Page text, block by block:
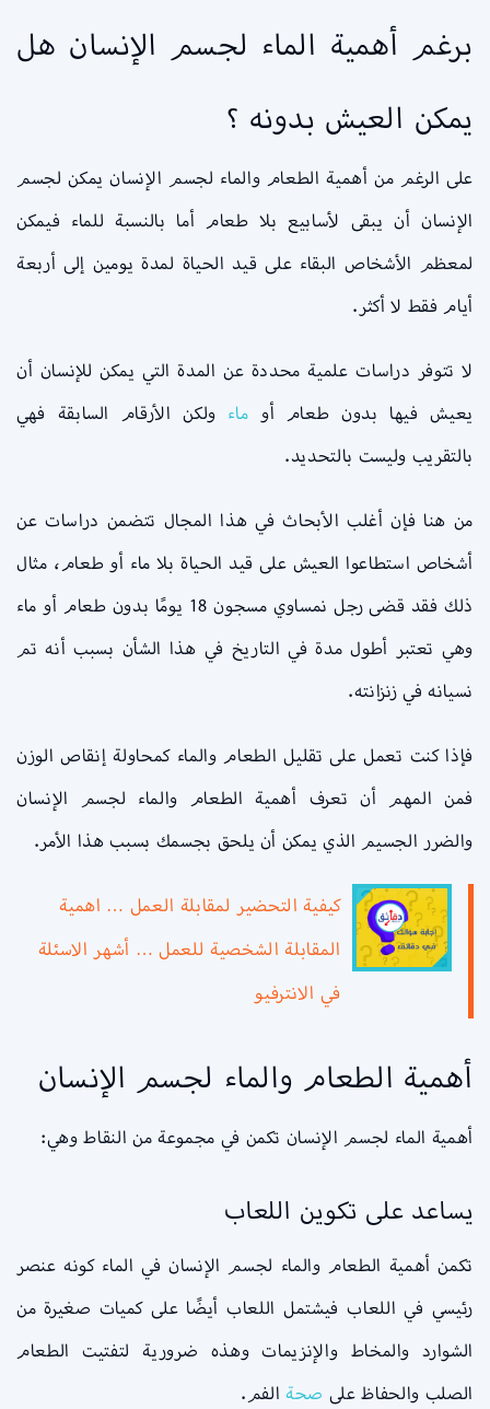
برغم أهمية الماء لجسم الإنسان هل
يمكن العيش بدونه ؟
على الرغم من أهمية الطعام والماء لجسم الإنسان يمكن لجسم
الإنسان أن يبقى لأسابيع بلا طعام أما بالنسبة للماء فيمكن
لمعظم الأشخاص البقاء على قيد الحياة لمدة يومين إلى أربعة
أيام فقط لا أكثر.
لا تتوفر دراسات علمية محددة عن المدة التي يمكن للإنسان أن
يعيش فيها بدون طعام أو ماء ولكن الأرقام السابقة فهي
بالتقريب وليست بالتحديد.
من هنا فإن أغلب الأبحاث في هذا المجال تتضمن دراسات عن
أشخاص استطاعوا العيش على قيد الحياة بلا ماء أو طعام، مثال
ذلك فقد قضى رجل نمساوي مسجون 18 يومًا بدون طعام أو ماء
وهي تعتبر أطول مدة في التاريخ في هذا الشأن بسبب أنه تم
نسيانه في زنزانته.
فإذا كنت تعمل على تقليل الطعام والماء كمحاولة إنقاص الوزن
فمن المهم أن تعرف أهمية الطعام والماء لجسم الإنسان
والضرر الجسيم الذي يمكن أن يلحق بجسمك بسبب هذا الأمر.
كيفية التحضير لمقابلة العمل … اهمية
المقابلة الشخصية للعمل … أشهر الاسئلة
في الانترفيو
أهمية الطعام والماء لجسم الإنسان
أهمية الماء لجسم الإنسان تكمن في مجموعة من النقاط وهي:
يساعد على تكوين اللعاب
تكمن أهمية الطعام والماء لجسم الإنسان في الماء كونه عنصر
رئيسي في اللعاب فيشتمل اللعاب أيضًا على كميات صغيرة من
الشوارد والمخاط والإنزيمات وهذه ضرورية لتفتيت الطعام
الصلب والحفاظ على صحةالفم.